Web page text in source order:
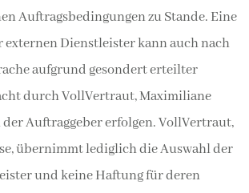
Auftragsbedingungen zu Stande. Eine
externen Dienstleister kann auch nach
aufgrund gesondert erteilter
durch VollVertraut, Maximiliane
der Auftraggeber erfolgen. VollVertraut,
übernimmt lediglich die Auswahl der
und keine Haftung für deren